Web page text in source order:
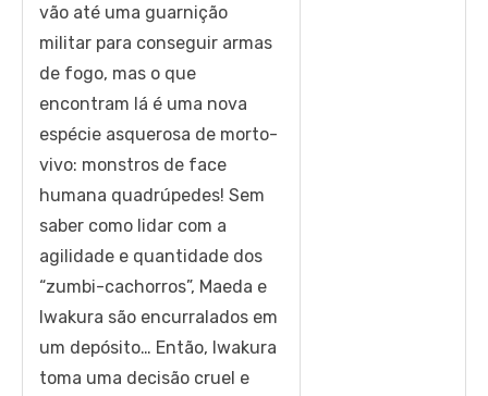
vão até uma guarnição
militar para conseguir armas
de fogo, mas o que
encontram lá é uma nova
espécie asquerosa de morto-
vivo: monstros de face
humana quadrúpedes! Sem
saber como lidar com a
agilidade e quantidade dos
“zumbi-cachorros”, Maeda e
Iwakura são encurralados em
um depósito… Então, Iwakura
toma uma decisão cruel e